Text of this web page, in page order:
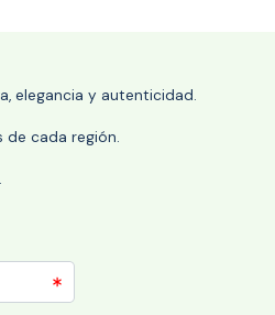
elegancia y autenticidad.
de cada región.